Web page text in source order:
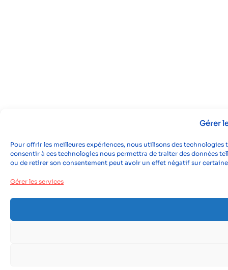
Gérer
Pour offrir les meilleures expériences, nous utilisons des
consentir à ces technologies nous permettra de traiter des données
ou de retirer son consentement peut avoir un effet négatif sur
Gérer les services